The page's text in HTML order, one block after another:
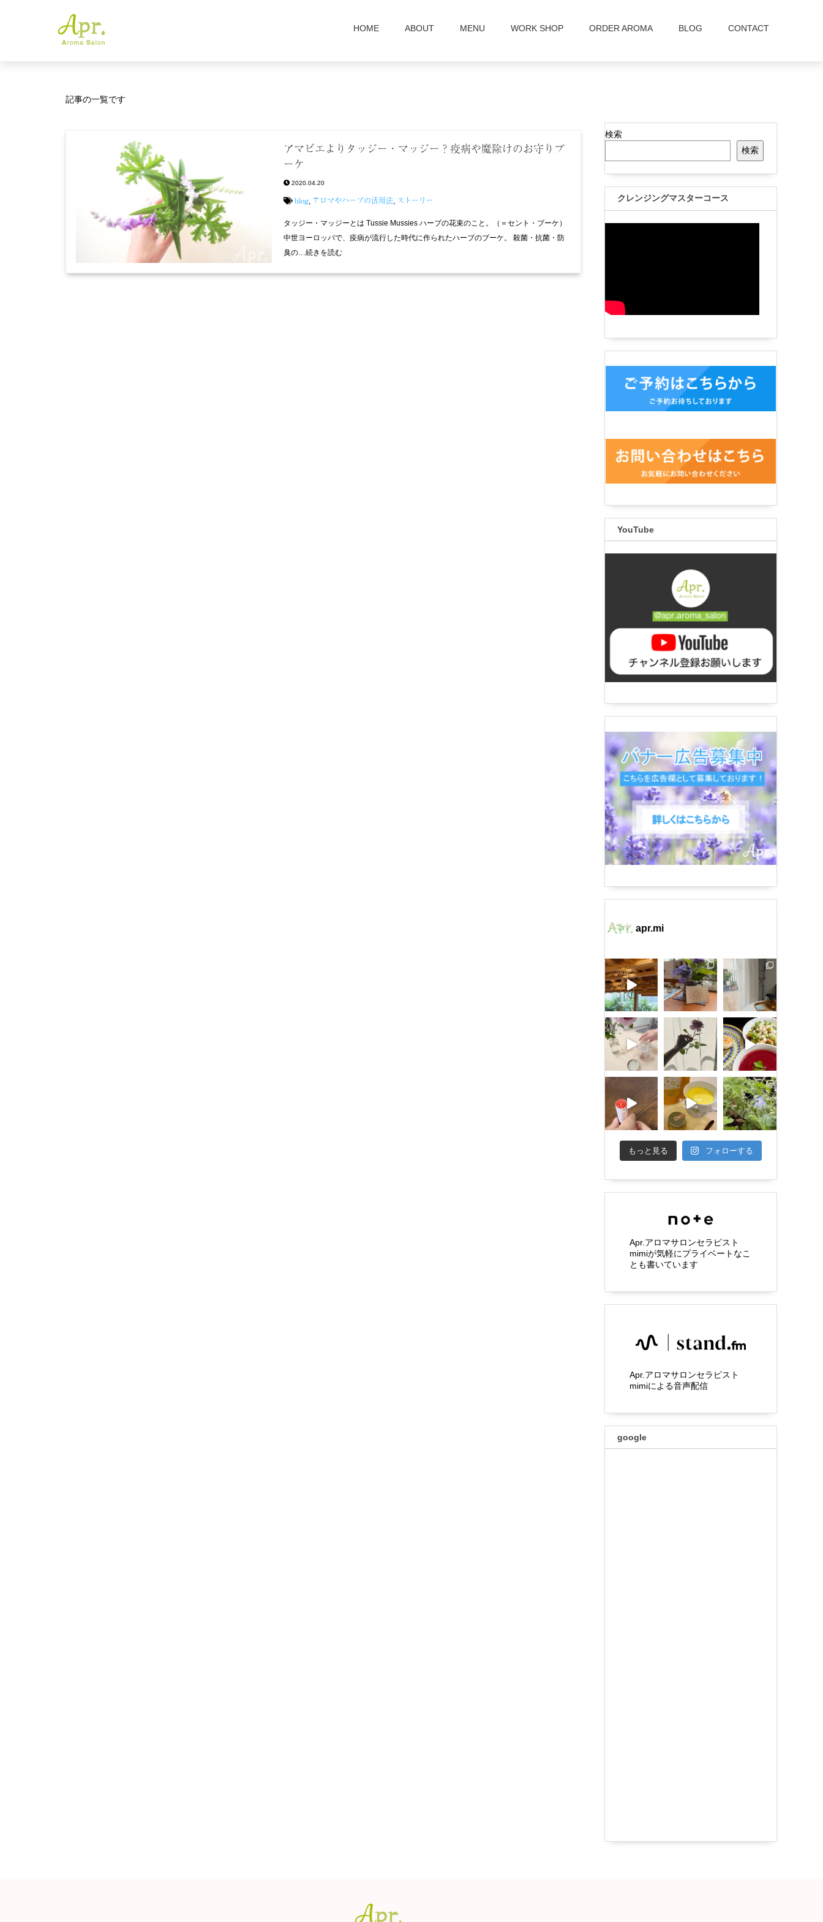
HOME ABOUT MENU WORK SHOP ORDER AROMA BLOG CONTACT
記事の一覧です
アマビエよりタッジー・マッジー？疫病や魔除けのお守りブ
ーケ
2020.04.20
blog, アロマやハーブの活用法, ストーリー
タッジー・マッジーとは Tussie Mussies ハーブの花束のこと。（＝セント・ブーケ）
中世ヨーロッパで、疫病が流行した時代に作られたハーブのブーケ。 殺菌・抗菌・防
臭の…続きを読む
検索
検索
クレンジングマスターコース
YouTube
apr.mi
もっと見る フォローする
Apr.アロマサロンセラピスト
mimiが気軽にプライベートなこ
とも書いています
Apr.アロマサロンセラピスト
mimiによる音声配信
google